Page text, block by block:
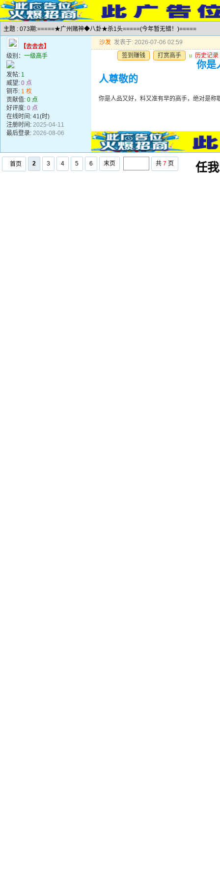
主题 : 073期:=====★广州赌神◆八卦★杀1头=====(今年暂无错！)=====
【去去去】
级别： 一级高手
发帖: 1
威望: 0 点
铜币: 1 枚
贡献值: 0 点
好评度: 0 点
在线时间: 41(时)
注册时间: 2025-04-11
最后登录: 2026-08-06
沙发 发表于: 2026-07-06 02:59
签到赚钱
打赏高手 u 历史记录
你是
人尊敬的
你是人品又好，料又准有早的高手，绝对是称
首页 2 3 4 5 6 末页 共 7 页 任我